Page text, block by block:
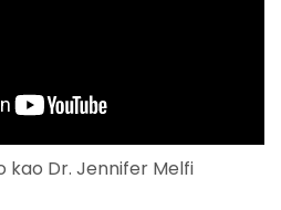
kao Dr. Jennifer Melfi